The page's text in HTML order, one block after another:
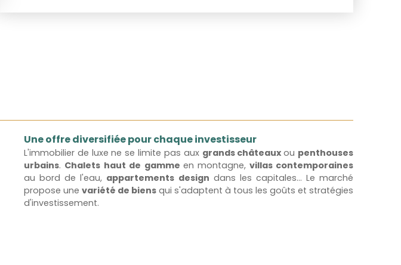
Une offre diversifiée pour chaque investisseur
L'immobilier de luxe ne se limite pas aux grands châteauxou penthouses
urbains. Chalets haut de gamme en montagne, villas contemporaines
au bord de l'eau, appartements design dans les capitales... Le marché
propose une variété de biens qui s'adaptent à tous les goûts et stratégies
d'investissement.